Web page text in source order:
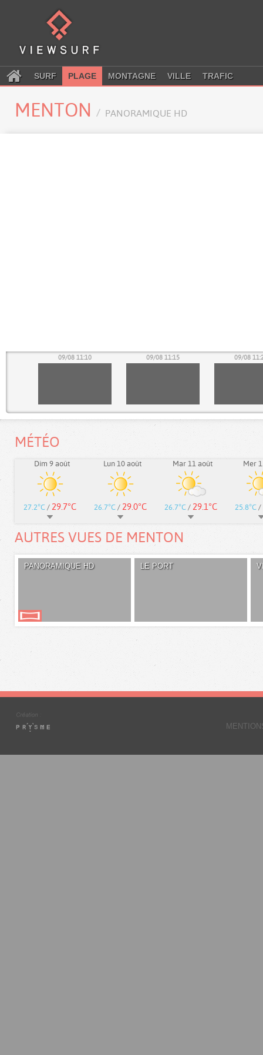
SURF PLAGE MONTAGNE VILLE TRAFIC
MENTON PANORAMIQUE HD
09/08 11:10 09/08 11:15 09/08
MÉTÉO
Dim 9 août
27.2°C / 29.7°C
Lun 10 août
26.7°C / 29.0°C
Mar 11 août
26.7°C / 29.1°C
Mer
25.8°C /
AUTRES VUES DE MENTON
PANORAMIQUE HD LE PORT